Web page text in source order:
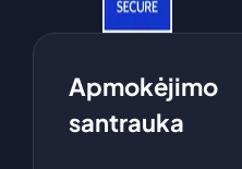
Apmokėjimo
santrauka